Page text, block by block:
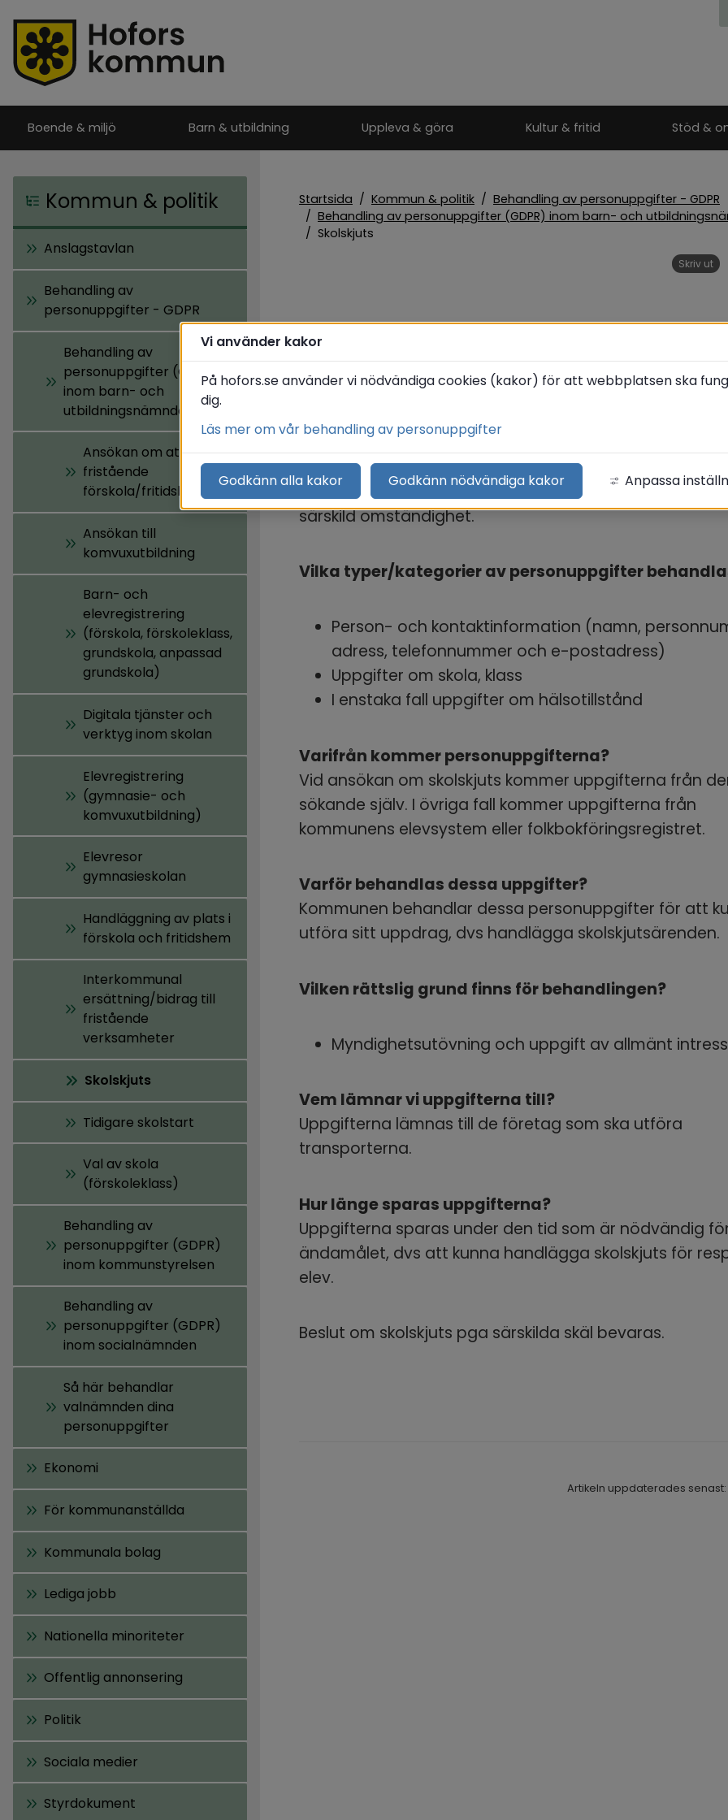
Boende & miljö Barn & utbildning Uppleva & göra Kultur & fritid Stöd &
Kommun & politik
Anslagstavlan
Behandling av
personuppgifter - GDPR
Behandling av
personuppgifter (GDPR)
inom barn- och
utbildningsnämnden
Ansökan om att starta
fristående
förskola/fritidshem
Ansökan till
komvuxutbildning
Barn- och
elevregistrering
(förskola, förskoleklass,
grundskola, anpassad
grundskola)
Digitala tjänster och
verktyg inom skolan
Elevregistrering
(gymnasie- och
komvuxutbildning)
Elevresor
gymnasieskolan
Handläggning av plats i
förskola och fritidshem
Interkommunal
ersättning/bidrag till
fristående
verksamheter
Skolskjuts
Tidigare skolstart
Val av skola
(förskoleklass)
Behandling av
personuppgifter (GDPR)
inom kommunstyrelsen
Behandling av
personuppgifter (GDPR)
inom socialnämnden
Så här behandlar
valnämnden dina
personuppgifter
Ekonomi
För kommunanställda
Kommunala bolag
Lediga jobb
Nationella minoriteter
Offentlig annonsering
Politik
Sociala medier
Styrdokument
Startsida / Kommun & politik / Behandling av personuppgifter - GDPR
/ Behandling av personuppgifter (GDPR) inom barn- och
/ Skolskjuts
Skriv ut
Skolskjuts
Enligt skollagen har elever i förskoleklass, grundskola,
grundskola och anpassad gymnasieskola rätt till
detta behövs med hänsyn till färdvägens längd,
trafikförhållanden, elevens funktionsnedsättning eller
särskild omständighet.
Vilka typer/kategorier av personuppgifter
Person- och kontaktinformation (namn,
adress, telefonnummer och e-postadress)
Uppgifter om skola, klass
I enstaka fall uppgifter om hälsotillstånd
Varifrån kommer personuppgifterna?
Vid ansökan om skolskjuts kommer uppgifterna från
sökande själv. I övriga fall kommer uppgifterna från
kommunens elevsystem eller folkbokföringsregistret.
Varför behandlas dessa uppgifter?
Kommunen behandlar dessa personuppgifter för att
utföra sitt uppdrag, dvs handlägga skolskjutsärenden.
Vilken rättslig grund finns för behandlingen?
Myndighetsutövning och uppgift av allmänt
Vem lämnar vi uppgifterna till?
Uppgifterna lämnas till de företag som ska utföra
transporterna.
Hur länge sparas uppgifterna?
Uppgifterna sparas under den tid som är nödvändig
ändamålet, dvs att kunna handlägga skolskjuts för
elev.
Beslut om skolskjuts pga särskilda skäl bevaras.
Artikeln uppdaterades senast:
Vi använder kakor
På hofors.se använder vi nödvändiga cookies (kakor) för att webbplatsen ska
dig.
Läs mer om vår behandling av personuppgifter
Godkänn alla kakor Godkänn nödvändiga kakor Anpassa